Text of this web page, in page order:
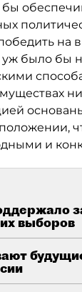
на
уж было бы
и
выборов